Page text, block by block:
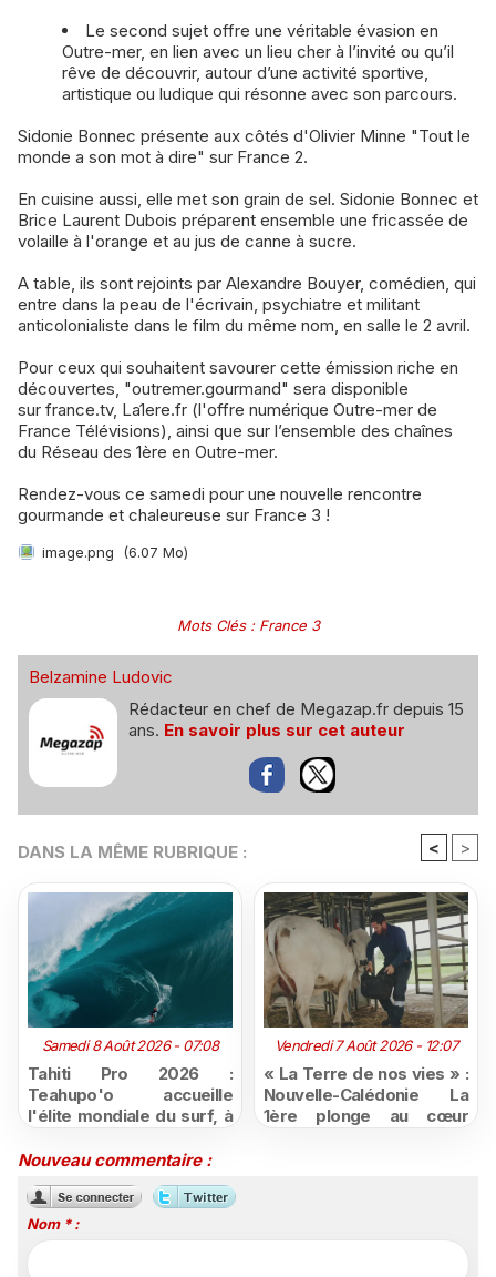
Le second sujet offre une véritable évasion en
Outre-mer, en lien avec un lieu cher à l’invité ou qu’il
rêve de découvrir, autour d’une activité sportive,
artistique ou ludique qui résonne avec son parcours.
Sidonie Bonnec présente aux côtés d'Olivier Minne "Tout le
monde a son mot à dire" sur France 2.
En cuisine aussi, elle met son grain de sel. Sidonie Bonnec et
Brice Laurent Dubois préparent ensemble une fricassée de
volaille à l'orange et au jus de canne à sucre.
A table, ils sont rejoints par Alexandre Bouyer, comédien, qui
entre dans la peau de l'écrivain, psychiatre et militant
anticolonialiste dans le film du même nom, en salle le 2 avril.
Pour ceux qui souhaitent savourer cette émission riche en
découvertes, "outremer.gourmand" sera disponible
sur france.tv, La1ere.fr (l'offre numérique Outre-mer de
France Télévisions), ainsi que sur l’ensemble des chaînes
du Réseau des 1ère en Outre-mer.
Rendez-vous ce samedi pour une nouvelle rencontre
gourmande et chaleureuse sur France 3 !
image.png (6.07 Mo)
Mots Clés: France 3
Belzamine Ludovic
Rédacteur en chef de Megazap.fr depuis 15
ans. En savoir plus sur cet auteur
DANS LA MÊME RUBRIQUE : < >
Samedi 8 Août 2026 - 07:08
Tahiti Pro 2026 :
Teahupo'o accueille
l'élite mondiale du surf, à
Polynésie la 1ère
Vendredi 7 Août 2026 - 12:07
« La Terre de nos vies » :
Nouvelle-Calédonie La
1ère plonge au cœur
Nouveau commentaire :
Nom * :